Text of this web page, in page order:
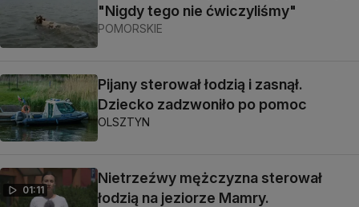
"Nigdy tego nie ćwiczyliśmy"
POMORSKIE
Pijany sterował łodzią i zasnął.
Dziecko zadzwoniło po pomoc
OLSZTYN
01:11
Nietrzeźwy mężczyzna sterował
łodzią na jeziorze Mamry.